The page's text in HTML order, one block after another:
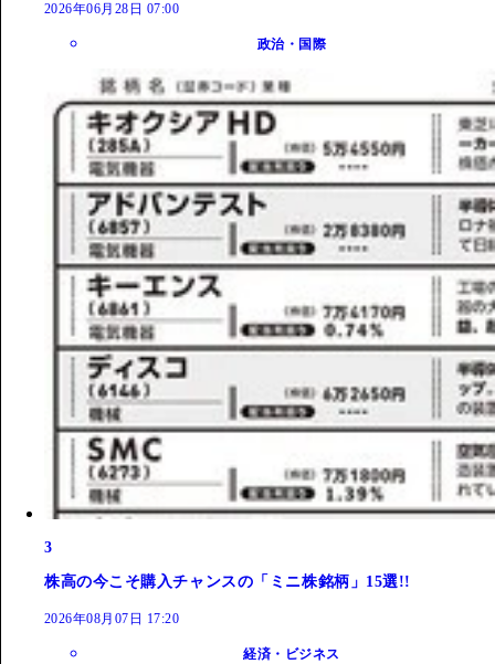
2026年06月28日 07:00
政治・国際
3
株高の今こそ購入チャンスの「ミニ株銘柄」15選!!
2026年08月07日 17:20
経済・ビジネス